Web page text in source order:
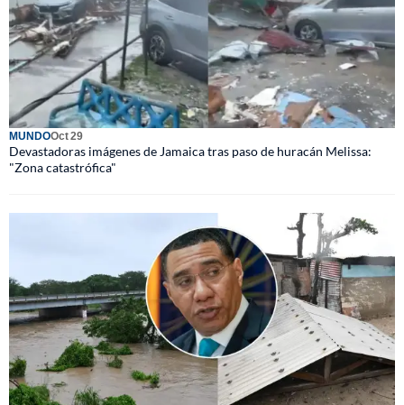
MUNDOOct 29
Devastadoras imágenes de Jamaica tras paso de huracán Melissa:
"Zona catastrófica"